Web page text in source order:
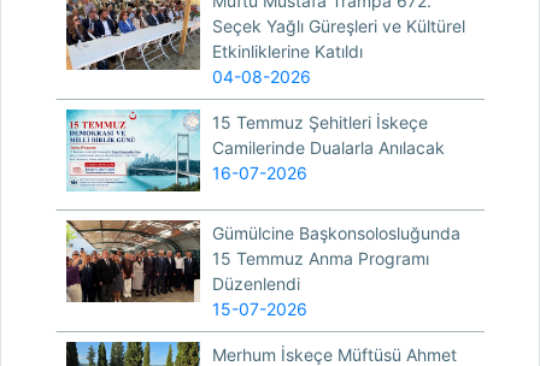
Seçek Yağlı Güreşleri ve Kültürel
Etkinliklerine Katıldı
04-08-2026
15 Temmuz Şehitleri İskeçe
Camilerinde Dualarla Anılacak
16-07-2026
Gümülcine Başkonsolosluğunda
15 Temmuz Anma Programı
Düzenlendi
15-07-2026
Merhum İskeçe Müftüsü Ahmet